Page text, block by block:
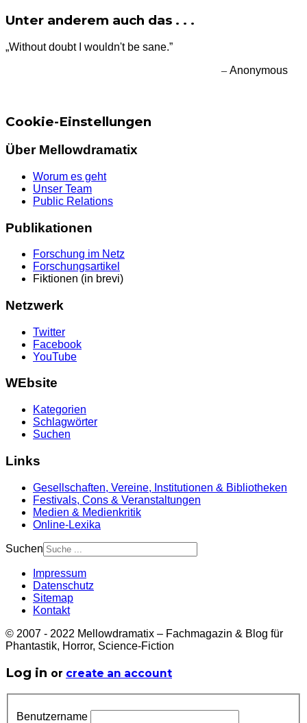
Unter anderem auch das . . .
„Without doubt I wouldn't be sane.”
– Anonymous
Cookie-Einstellungen
Über Mellowdramatix
Worum es geht
Unser Team
Public Relations
Publikationen
Forschung im Netz
Forschungsartikel
Fiktionen (in brevi)
Netzwerk
Twitter
Facebook
YouTube
WEbsite
Kategorien
Schlagwörter
Suchen
Links
Gesellschaften, Vereine, Institutionen & Bibliotheken
Festivals, Cons & Veranstaltungen
Medien & Medienkritik
Online-Lexika
Suchen
Impressum
Datenschutz
Sitemap
Kontakt
© 2007 - 2022 Mellowdramatix – Fachmagazin & Blog für
Phantastik, Horror, Science-Fiction
Log in or create an account
Benutzername